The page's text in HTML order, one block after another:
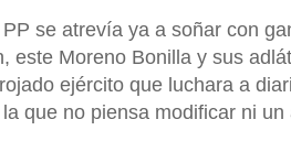
se atrevía ya a soñar con
este Moreno Bonilla y sus
ejército que luchara a
que no piensa modificar ni un